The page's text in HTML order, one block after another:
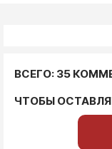
ВСЕГО: 35
ЧТОБЫ